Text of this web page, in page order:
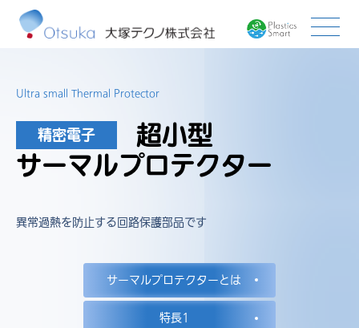
Ultra small Thermal Protector
精密電子
超小型
サーマルプロテクター
異常過熱を防止する回路保護部品です
サーマルプロテクターとは
特長1